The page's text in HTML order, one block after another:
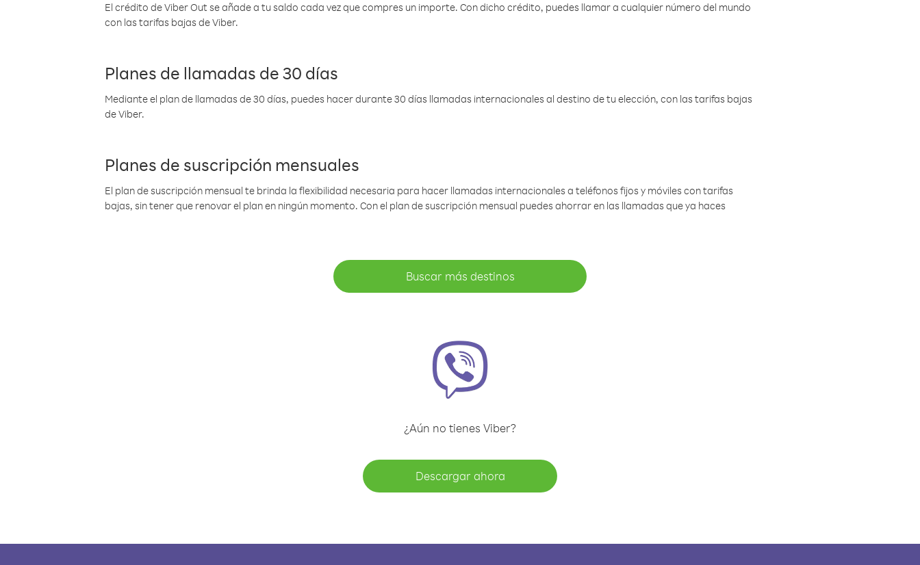
El crédito de Viber Out se añade a tu saldo cada vez que compres un importe. Con dicho crédito, puedes llamar a cualquier número del mundo
con las tarifas bajas de Viber.
Planes de llamadas de 30 días
Mediante el plan de llamadas de 30 días, puedes hacer durante 30 días llamadas internacionales al destino de tu elección, con las tarifas bajas
de Viber.
Planes de suscripción mensuales
El plan de suscripción mensual te brinda la flexibilidad necesaria para hacer llamadas internacionales a teléfonos fijos y móviles con tarifas
bajas, sin tener que renovar el plan en ningún momento. Con el plan de suscripción mensual puedes ahorrar en las llamadas que ya haces
Buscar más destinos
¿Aún no tienes Viber?
Descargar ahora